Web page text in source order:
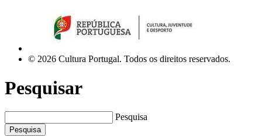
© 2026 Cultura Portugal. Todos os direitos reservados.
Pesquisar
Pesquisa
Pesquisa